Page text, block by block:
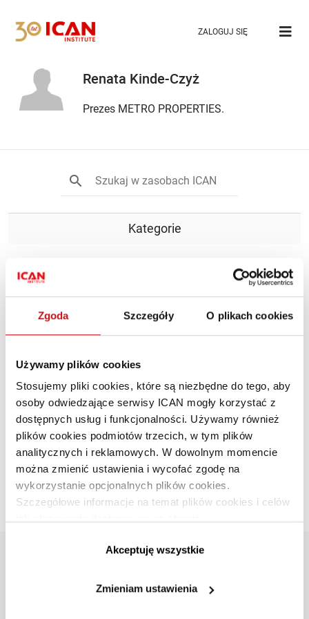
Zgoda Szczegóły O plikach cookies
Używamy plików cookies
Stosujemy pliki cookies, które są niezbędne do tego, aby
osoby odwiedzające serwisy ICAN mogły korzystać z
dostępnych usług i funkcjonalności. Używamy również
plików cookies podmiotów trzecich, w tym plików
analitycznych i reklamowych. W dowolnym momencie
można zmienić ustawienia i wycofać zgodę na
wykorzystanie opcjonalnych plików cookies.
Szczegółowe informacje na temat plików cookies i celów
Akceptuję wszystkie
Zmieniam ustawienia
ZALOGUJ SIĘ
Renata Kinde-Czyż
Prezes METRO PROPERTIES.
Kategorie
Siła zaangażowanych liderek
ZARZĄDZANIE I PRZYWÓDZTWO· KOBIETY W BIZNESIE
O budowaniu zaangażowania w zespołach i sukcesach
liderek w nich funkcjonujących.